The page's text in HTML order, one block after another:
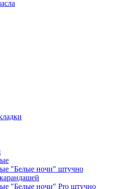
"Белые ночи" штучно
"Белые ночи" Pro штучно